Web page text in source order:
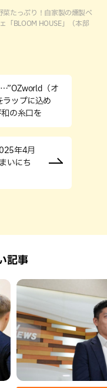
菜たっぷり！自家製の燻製ベ
「BLOOM HOUSE」（本部
（オ
ラップに込め
の糸口を
年4月
いにち
記事